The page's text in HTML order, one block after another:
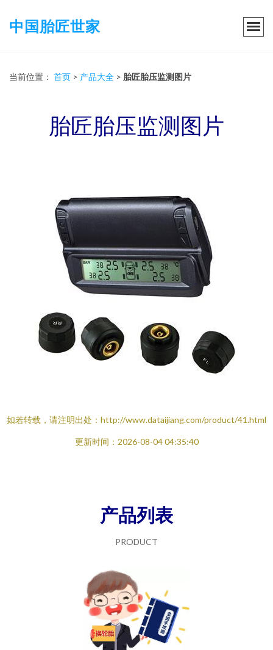
中国胎匠世家
当前位置： 首页 > 产品大全 > 胎匠胎压监测图片
胎匠胎压监测图片
如若转载，请注明出处：http://www.dataijiang.com/product/41.html
更新时间：2026-08-04 04:35:40
产品列表
PRODUCT